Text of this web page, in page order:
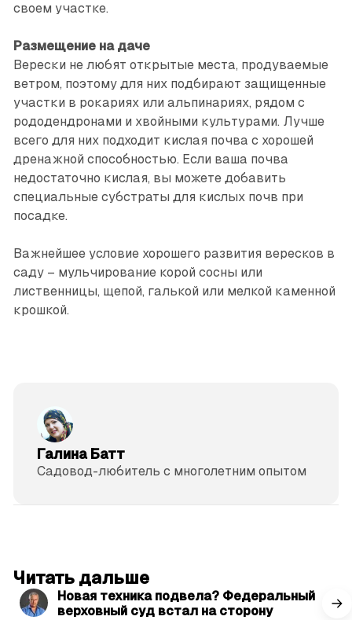
своем участке.
Размещение на даче
Верески не любят открытые места, продуваемые
ветром, поэтому для них подбирают защищенные
участки в рокариях или альпинариях, рядом с
рододендронами и хвойными культурами. Лучше
всего для них подходит кислая почва с хорошей
дренажной способностью. Если ваша почва
недостаточно кислая, вы можете добавить
специальные субстраты для кислых почв при
посадке.
Важнейшее условие хорошего развития вересков в
саду – мульчирование корой сосны или
лиственницы, щепой, галькой или мелкой каменной
крошкой.
Галина Батт
Садовод-любитель с многолетним опытом
Читать дальше
Новая техника подвела? Федеральный
верховный суд встал на сторону